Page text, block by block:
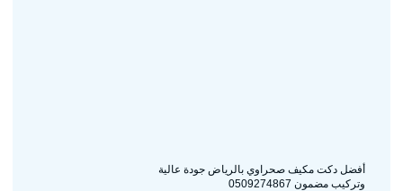
أفضل دكت مكيف صحراوي بالرياض جودة عالية
وتركيب مضمون 0509274867